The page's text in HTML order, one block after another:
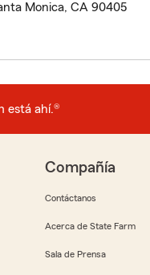
Monica, CA 90405
está ahí.®
Compañía
Contáctanos
Acerca de State Farm
Sala de Prensa